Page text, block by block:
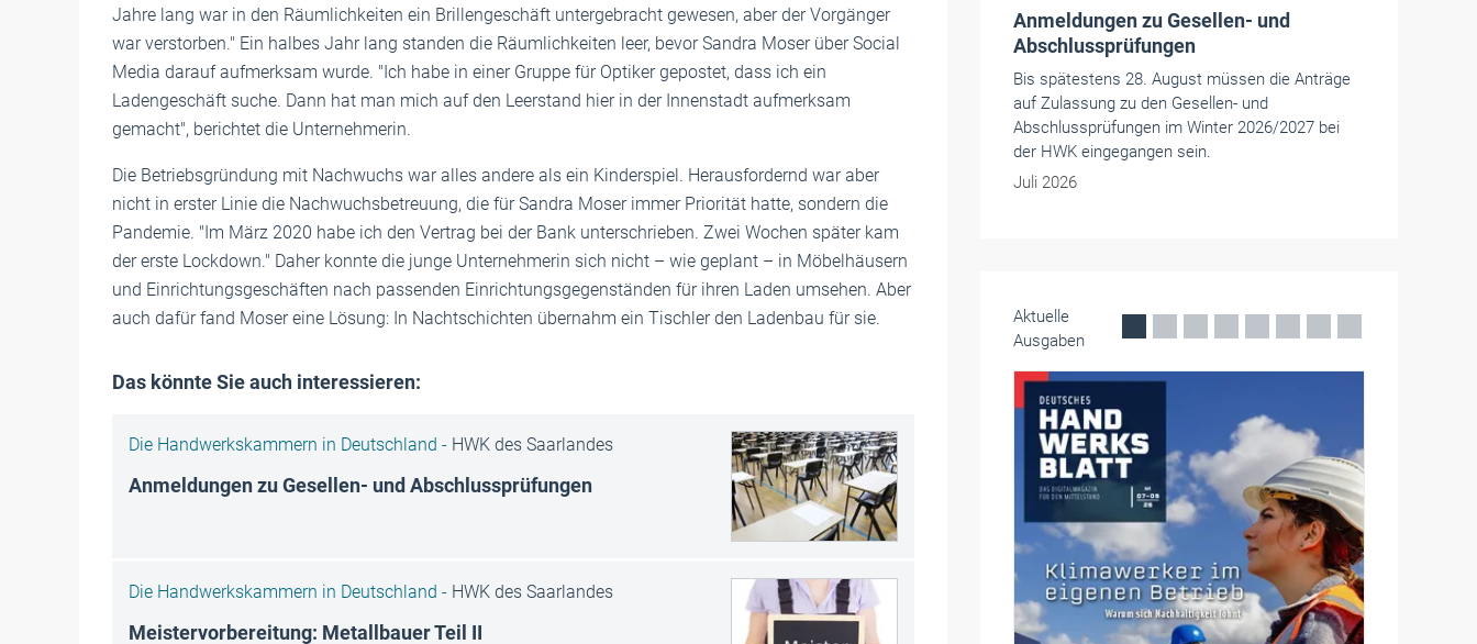
Jahre lang war in den Räumlichkeiten ein Brillengeschäft untergebracht gewesen, aber der Vorgänger
war verstorben." Ein halbes Jahr lang standen die Räumlichkeiten leer, bevor Sandra Moser über Social
Media darauf aufmerksam wurde. "Ich habe in einer Gruppe für Optiker gepostet, dass ich ein
Ladengeschäft suche. Dann hat man mich auf den Leerstand hier in der Innenstadt aufmerksam
gemacht", berichtet die Unternehmerin.
Die Betriebsgründung mit Nachwuchs war alles andere als ein Kinderspiel. Herausfordernd war aber
nicht in erster Linie die Nachwuchsbetreuung, die für Sandra Moser immer Priorität hatte, sondern die
Pandemie. "Im März 2020 habe ich den Vertrag bei der Bank unterschrieben. Zwei Wochen später kam
der erste Lockdown." Daher konnte die junge Unternehmerin sich nicht – wie geplant – in Möbelhäusern
und Einrichtungsgeschäften nach passenden Einrichtungsgegenständen für ihren Laden umsehen. Aber
auch dafür fand Moser eine Lösung: In Nachtschichten übernahm ein Tischler den Ladenbau für sie.
Das könnte Sie auch interessieren:
Die Handwerkskammern in Deutschland - HWK des Saarlandes
Anmeldungen zu Gesellen- und Abschlussprüfungen
Die Handwerkskammern in Deutschland - HWK des Saarlandes
Meistervorbereitung: Metallbauer Teil II
Meistervorbereitung: Metallbauer Teil
II
In dieser Fortbildung erwerben die Teilnehmer
umfassende fachtheoretische Kenntnisse, die
für die erfolgreiche Meisterprüfung im
Metallbauerhandwerk erforderlich sind.
Juni 2026
Aktuelle
Ausgaben